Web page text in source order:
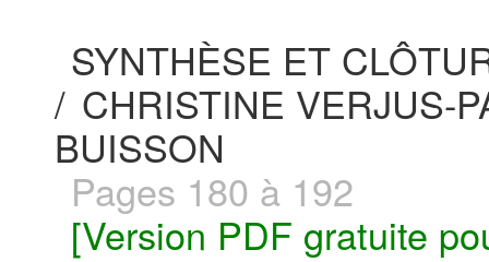
SYNTHÈSE ET
/ CHRISTINE VERJUS-
BUISSON
Pages 180 à 192
[Version PDF gratuite